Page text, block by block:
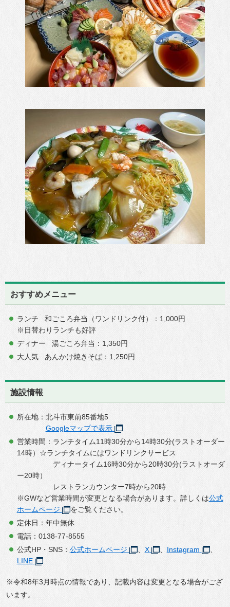
おすすめメニュー
ランチ 和ごころ弁当（ワンドリンク付）：1,000円
※日替わりランチも好評
ディナー 湯ごころ弁当：1,350円
大人気 あんかけ焼きそば：1,250円
施設情報
所在地：北斗市東前85番地5
Googleマップで表示
営業時間：ランチタイム11時30分から14時30分(ラストオーダー
14時）☆ランチタイムにはワンドリンクサービス
ディナータイム16時30分から20時30分(ラストオーダ
ー20時）
レストランカウンター7時から20時
※GWなど営業時間が変更となる場合があります。詳しくは公式
ホームページ
をご覧ください。
定休日：年中無休
電話：0138-77-8555
公式HP・SNS： 公式ホームページ X Instagram
LINE
※令和8年3月時点の情報であり、記載内容は変更となる場合がござ
います。